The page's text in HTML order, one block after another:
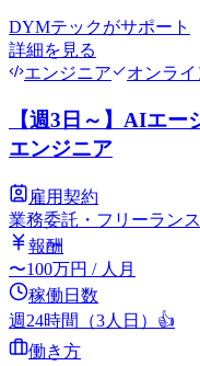
DYMテックがサポート
詳細を見る
エンジニア
オンラ
【週3日～】AIエ
エンジニア
雇用契約
業務委託・フリーランス
報酬
〜100万円 / 人月
稼働日数
週24時間（3人日） 👍
働き方